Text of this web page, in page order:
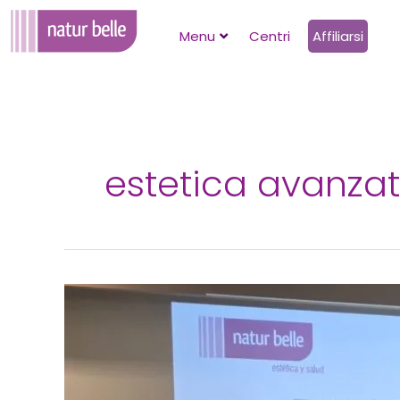
Vai
Menu Centri Affiliarsi
estetica